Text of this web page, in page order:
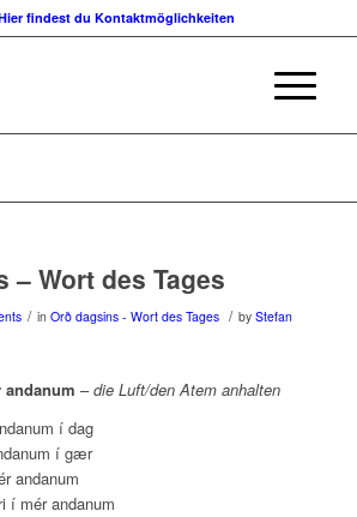
findest du Kontaktmöglichkeiten
– Wort des Tages
/ in Orð dagsins - Wort des Tages / by Stefan
–die Luft/den Atem anhalten
í dag
í gær
andanum
í mér andanum